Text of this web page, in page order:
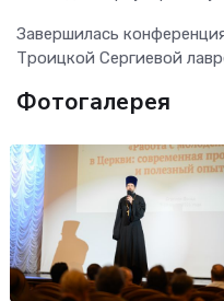
Завершилась
Троицкой Сергиевой
Фотогалерея